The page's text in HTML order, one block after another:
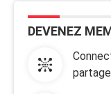
DEVENEZ